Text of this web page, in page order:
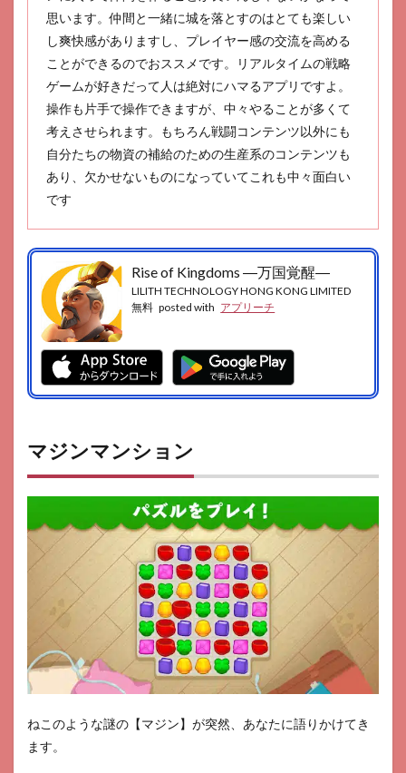
思います。仲間と一緒に城を落とすのはとても楽しい
し爽快感がありますし、プレイヤー感の交流を高める
ことができるのでおススメです。リアルタイムの戦略
ゲームが好きだって人は絶対にハマるアプリですよ。
操作も片手で操作できますが、中々やることが多くて
考えさせられます。もちろん戦闘コンテンツ以外にも
自分たちの物資の補給のための生産系のコンテンツも
あり、欠かせないものになっていてこれも中々面白い
です
Rise of Kingdoms ―万国覚醒―
LILITH TECHNOLOGY HONG KONG LIMITED
無料 posted with アプリーチ
マジンマンション
ねこのような謎の【マジン】が突然、あなたに語りかけてき
ます。